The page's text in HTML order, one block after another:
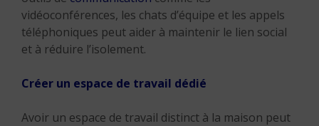
vidéoconférences, les chats d’équipe et les appels
téléphoniques peut aider à maintenir le lien social
et à réduire l’isolement.
Créer un espace de travail dédié
Avoir un espace de travail distinct à la maison peut